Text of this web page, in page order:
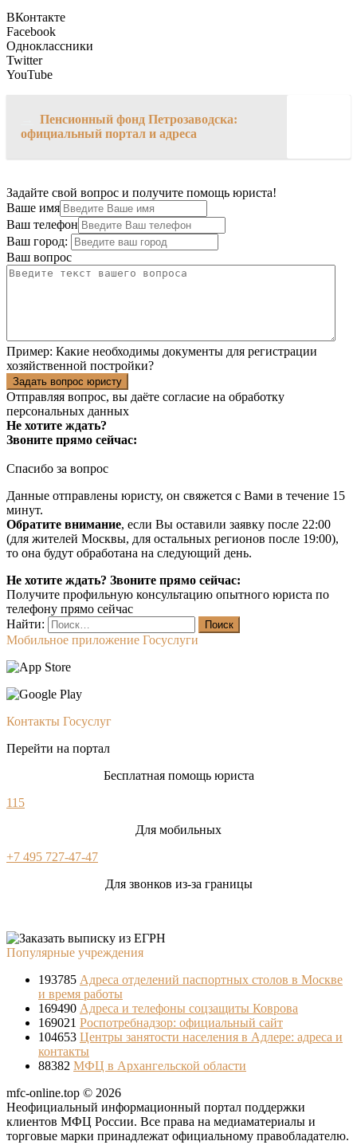
ВКонтакте
Facebook
Одноклассники
Twitter
YouTube
Пенсионный фонд Петрозаводска:
официальный портал и адреса
Задайте свой вопрос и получите помощь юриста!
Ваше имя
Ваш телефон
Ваш город:
Ваш вопрос
Пример: Какие необходимы документы для регистрации
хозяйственной постройки?
Задать вопрос юристу
Отправляя вопрос, вы даёте согласие на обработку
персональных данных
Не хотите ждать?
Звоните прямо сейчас:
Спасибо за вопрос
Данные отправлены юристу, он свяжется с Вами в течение 15
минут.
Обратите внимание, если Вы оставили заявку после 22:00
(для жителей Москвы, для остальных регионов после 19:00),
то она будут обработана на следующий день.
Не хотите ждать? Звоните прямо сейчас:
Получите профильную консультацию опытного юриста по
телефону прямо сейчас
Найти:
Мобильное приложение Госуслуги
Контакты Госуслуг
Перейти на портал
Бесплатная помощь юриста
115
Для мобильных
+7 495 727-47-47
Для звонков из-за границы
Популярные учреждения
193785 Адреса отделений паспортных столов в Москве
и время работы
169490 Адреса и телефоны соцзащиты Коврова
169021 Роспотребнадзор: официальный сайт
104653 Центры занятости населения в Адлере: адреса и
контакты
88382 МФЦ в Архангельской области
mfc-online.top © 2026
Неофициальный информационный портал поддержки
клиентов МФЦ России. Все права на медиаматериалы и
торговые марки принадлежат официальному правобладателю.